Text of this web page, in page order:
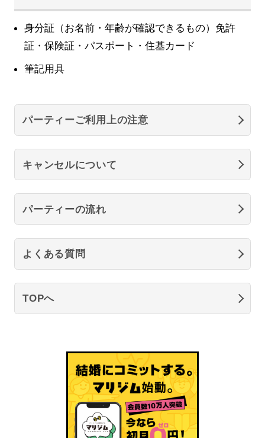
身分証（お名前・年齢が確認できるもの）免許
証・保険証・パスポート・住基カード
筆記用具
パーティーご利用上の注意
キャンセルについて
パーティーの流れ
よくある質問
TOPへ